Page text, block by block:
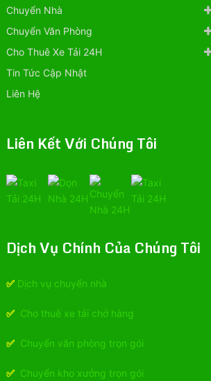
Chuyển Nhà
Chuyển Văn Phòng
Cho Thuê Xe Tải 24H
Tin Tức Cập Nhật
Liên Hệ
Liên Kết Với Chúng Tôi
Dịch Vụ Chính Của Chúng Tôi
✅ Dịch vụ chuyển nhà
✅ Cho thuê xe tải chở hàng
✅ Chuyển văn phòng trọn gói
✅ Chuyển kho xưởng trọn gói